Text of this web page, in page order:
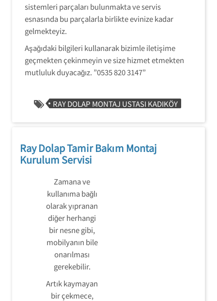
sistemleri parçaları bulunmakta ve servis
esnasında bu parçalarla birlikte evinize kadar
gelmekteyiz.
Aşağıdaki bilgileri kullanarak bizimle iletişime
geçmekten çekinmeyin ve size hizmet etmekten
mutluluk duyacağız. ”0535 820 3147”
RAY DOLAP MONTAJ USTASI KADIKÖY
Ray Dolap Tamir Bakım Montaj
Kurulum Servisi
Zamana ve
kullanıma bağlı
olarak yıpranan
diğer herhangi
bir nesne gibi,
mobilyanın bile
onarılması
gerekebilir.
Artık kaymayan
bir çekmece,